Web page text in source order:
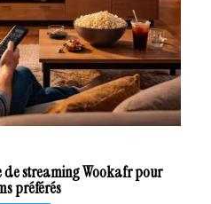
de streaming Wookafr pour
préférés